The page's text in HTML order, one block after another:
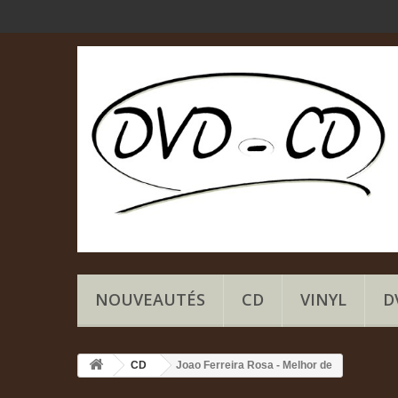
NOUVEAUTÉS CD VINYL
CD Joao Ferreira Rosa - Melhor de